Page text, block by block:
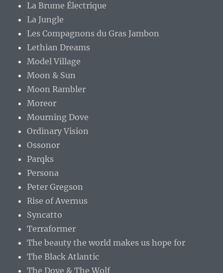
La Brume Électrique
La Jungle
Les Compagnons du Gras Jambon
Lethian Dreams
Model Village
Moon & Sun
Moon Rambler
Moreor
Mourning Dove
Ordinary Vision
Ossonor
Parqks
Persona
Peter Gregson
Rise of Avernus
Syncatto
Terraformer
The beauty the world makes us hope for
The Black Atlantic
The Dove & The Wolf